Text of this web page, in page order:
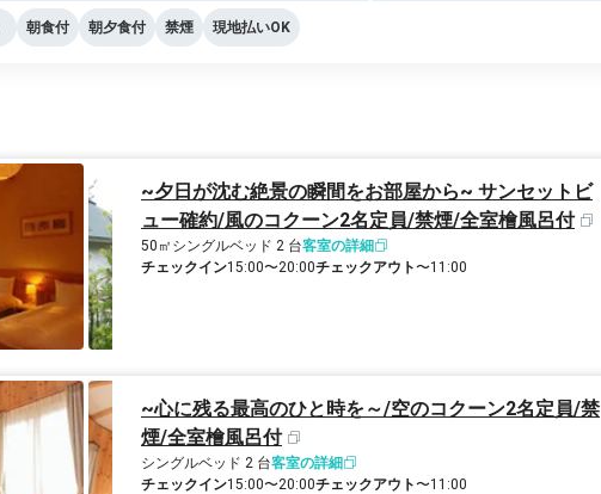
朝食付 朝夕食付 禁煙 現地払いOK
~夕日が沈む絶景の瞬間をお部屋から~ サンセットビ
ュー確約/風のコクーン2名定員/禁煙/全室檜風呂付
50㎡ シングルベッド 2 台客室の詳細
チェックイン15:00〜20:00チェックアウト〜11:00
~心に残る最高のひと時を～/空のコクーン2名定員/禁
煙/全室檜風呂付
シングルベッド 2 台客室の詳細
チェックイン15:00〜20:00チェックアウト〜11:00